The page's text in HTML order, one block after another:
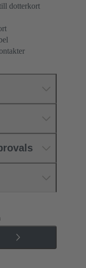
dotterkort